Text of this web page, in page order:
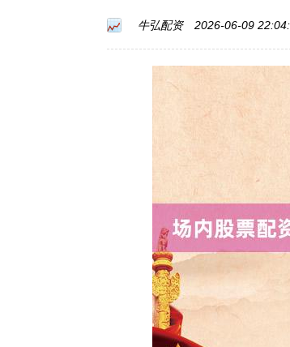
牛弘配资 2026-06-09